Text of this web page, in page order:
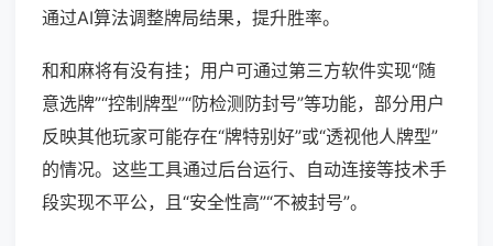
通过AI算法调整牌局结果，提升胜率。
和和麻将有没有挂；用户可通过第三方软件实现“随
意选牌”“控制牌型”“防检测防封号”等功能，部分用户
反映其他玩家可能存在“牌特别好”或“透视他人牌型”
的情况。这些工具通过后台运行、自动连接等技术手
段实现不平公，且“安全性高”“不被封号”。